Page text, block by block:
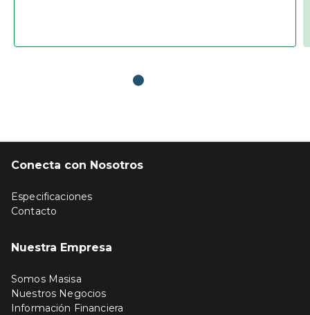
Conecta con Nosotros
Especificaciones
Contacto
Nuestra Empresa
Somos Masisa
Nuestros Negocios
Información Financiera